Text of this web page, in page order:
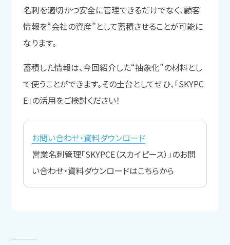
名刺を適切かつ安全に管理できるだけでなく、顧客
情報を“会社の資産”として蓄積させることが可能に
なります。
蓄積した情報は、今回紹介した“抽象化”の材料とし
て使うことができます。その土台としてぜひ、「SKYPC
E」の活用をご検討ください！
お問い合わせ・資料ダウンロード
営業名刺管理「SKYPCE（スカイピース）」のお問
い合わせ・資料ダウンロードはこちらから